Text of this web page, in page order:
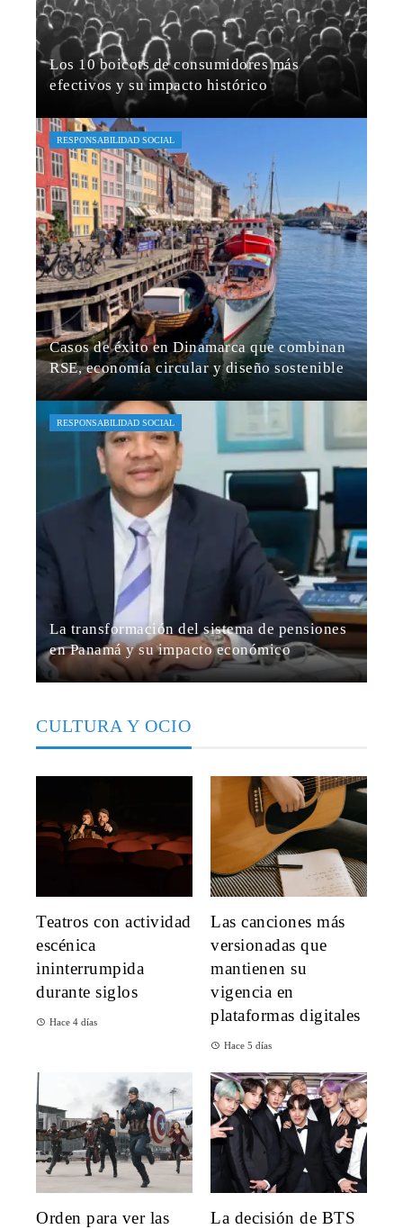
Los 10 boicots de consumidores más
efectivos y su impacto histórico
Casos de éxito en Dinamarca que combinan
RSE, economía circular y diseño sostenible
Hugo Carrasco
RESPONSABILIDAD SOCIAL
La transformación del sistema de pensiones
en Panamá y su impacto económico
María Beltrán Hace 3 semanas
RESPONSABILIDAD SOCIAL
CULTURA Y OCIO
Teatros con actividad
escénica
ininterrumpida
durante siglos
Hace 4 días
Las canciones más
versionadas que
mantienen su
vigencia en
plataformas digitales
Hace 5 días
Orden para ver las
La decisión de BTS